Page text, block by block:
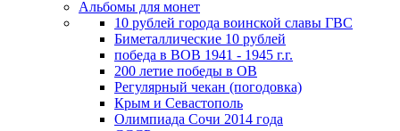
Альбомы для монет
10 рублей города воинской славы ГВС
Биметаллические 10 рублей
победа в ВОВ 1941 - 1945 г.г.
200 летие победы в ОВ
Регулярный чекан (погодовка)
Крым и Севастополь
Олимпиада Сочи 2014 года